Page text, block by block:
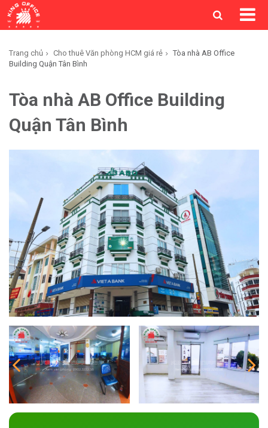
Trang chủ Cho thuê Văn phòng HCM giá rẻ
Tòa nhà AB Office
Building Quận Tân Bình
Tòa nhà AB Office Building
Quận Tân Bình